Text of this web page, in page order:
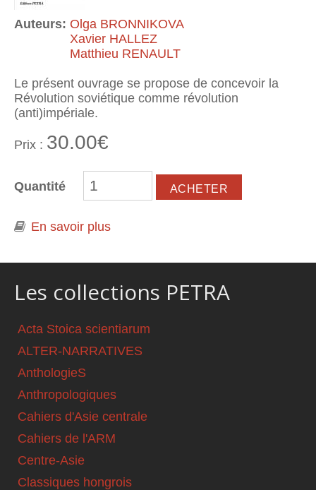
Auteurs: Olga BRONNIKOVA
Xavier HALLEZ
Matthieu RENAULT
Le présent ouvrage se propose de concevoir la
Révolution soviétique comme révolution
(anti)impériale.
Prix : 30.00€
Quantité
En savoir plus
Les collections PETRA
Acta Stoica scientiarum
ALTER-NARRATIVES
AnthologieS
Anthropologiques
Cahiers d'Asie centrale
Cahiers de l'ARM
Centre-Asie
Classiques hongrois